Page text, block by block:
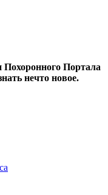
Похоронного Портала
нечто новое.